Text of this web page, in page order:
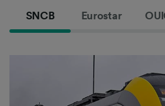
SNCB Eurostar